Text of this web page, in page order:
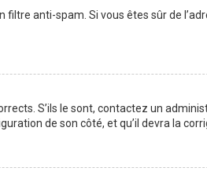
anti-spam. Si vous êtes sûr de
S’ils le sont, contactez un
de son côté, et qu’il devra la